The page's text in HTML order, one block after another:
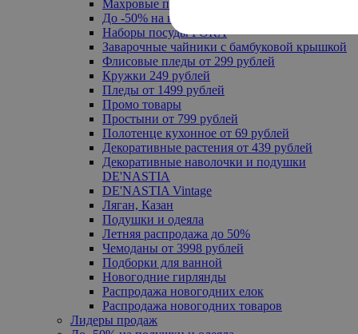
Махровые полотенца
До -50% на ковры
Наборы посуды FORA
Заварочные чайники с бамбуковой крышкой
Флисовые пледы от 299 рублей
Кружки 249 рублей
Пледы от 1499 рублей
Промо товары
Простыни от 799 рублей
Полотенце кухонное от 69 рублей
Декоративные растения от 439 рублей
Декоративные наволочки и подушки
DE'NASTIA
DE'NASTIA Vintage
Ляган, Казан
Подушки и одеяла
Летняя распродажа до 50%
Чемоданы от 3998 рублей
Подборки для ванной
Новогодние гирлянды
Распродажа новогодних елок
Распродажа новогодних товаров
Лидеры продаж